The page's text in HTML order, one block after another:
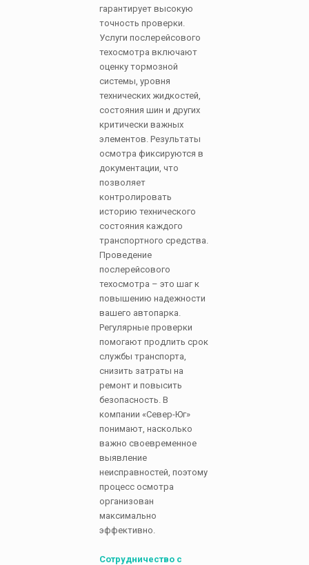
гарантирует высокую
точность проверки.
Услуги послерейсового
техосмотра включают
оценку тормозной
системы, уровня
технических жидкостей,
состояния шин и других
критически важных
элементов. Результаты
осмотра фиксируются в
документации, что
позволяет
контролировать
историю технического
состояния каждого
транспортного средства.
Проведение
послерейсового
техосмотра – это шаг к
повышению надежности
вашего автопарка.
Регулярные проверки
помогают продлить срок
службы транспорта,
снизить затраты на
ремонт и повысить
безопасность. В
компании «Север-Юг»
понимают, насколько
важно своевременное
выявление
неисправностей, поэтому
процесс осмотра
организован
максимально
эффективно.
Сотрудничество с